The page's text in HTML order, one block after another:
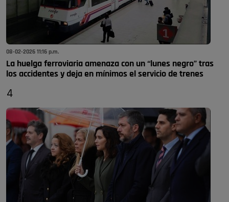
08-02-2026 11:16 p.m.
La huelga ferroviaria amenaza con un “lunes negro” tras
los accidentes y deja en mínimos el servicio de trenes
4